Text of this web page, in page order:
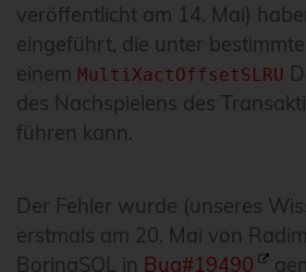
veröffentlicht am 14. Mai)
eingeführt, die unter
einem MultiXactOffsetSLRU
des Nachspielens des
führen kann.
Der Fehler wurde (unseres
erstmals am 20. Mai von
BoringSQL in Bug#19490